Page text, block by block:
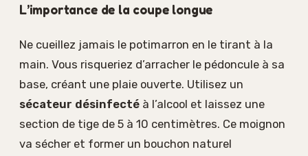
L’importance de la coupe longue
Ne cueillez jamais le potimarron en le tirant à la
main. Vous risqueriez d’arracher le pédoncule à sa
base, créant une plaie ouverte. Utilisez un
sécateur désinfecté à l’alcool et laissez une
section de tige de 5 à 10 centimètres. Ce moignon
va sécher et former un bouchon naturel